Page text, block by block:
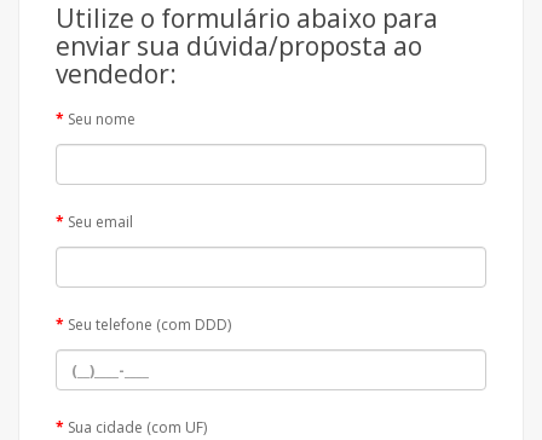
Utilize o formulário abaixo para
enviar sua dúvida/proposta ao
vendedor:
Seu nome
Seu email
Seu telefone (com DDD)
Sua cidade (com UF)